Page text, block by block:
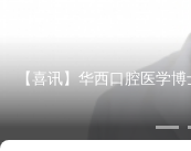
【喜讯】华西口腔医学